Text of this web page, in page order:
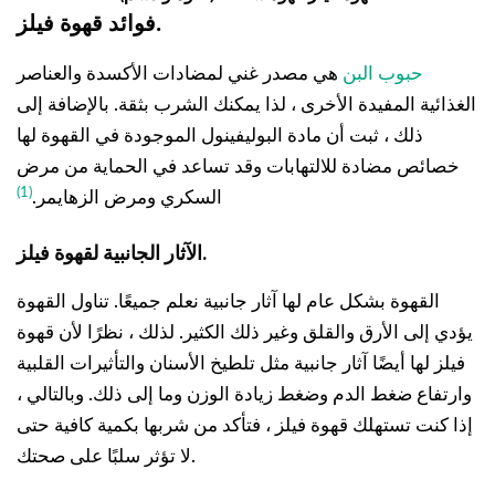
فوائد قهوة فيلز.
حبوب البن هي مصدر غني لمضادات الأكسدة والعناصر
الغذائية المفيدة الأخرى ، لذا يمكنك الشرب بثقة. بالإضافة إلى
ذلك ، ثبت أن مادة البوليفينول الموجودة في القهوة لها
خصائص مضادة للالتهابات وقد تساعد في الحماية من مرض
السكري ومرض الزهايمر.(1)
الآثار الجانبية لقهوة فيلز.
القهوة بشكل عام لها آثار جانبية نعلم جميعًا. تناول القهوة
يؤدي إلى الأرق والقلق وغير ذلك الكثير. لذلك ، نظرًا لأن قهوة
فيلز لها أيضًا آثار جانبية مثل تلطيخ الأسنان والتأثيرات القلبية
وارتفاع ضغط الدم وضغط زيادة الوزن وما إلى ذلك. وبالتالي ،
إذا كنت تستهلك قهوة فيلز ، فتأكد من شربها بكمية كافية حتى
لا تؤثر سلبًا على صحتك.